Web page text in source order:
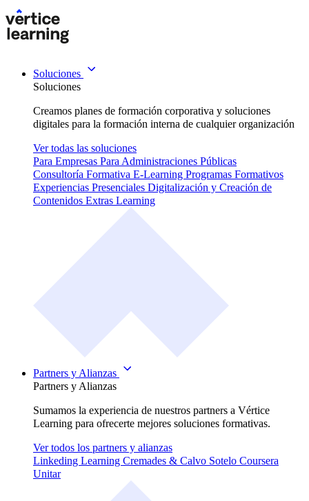
Soluciones
Soluciones
Creamos planes de formación corporativa y soluciones
digitales para la formación interna de cualquier organización
Ver todas las soluciones
Para Empresas Para Administraciones Públicas
Consultoría Formativa E-Learning Programas Formativos
Experiencias Presenciales Digitalización y Creación de
Contenidos Extras Learning
Partners y Alianzas
Partners y Alianzas
Sumamos la experiencia de nuestros partners a Vértice
Learning para ofrecerte mejores soluciones formativas.
Ver todos los partners y alianzas
Linkeding Learning Cremades & Calvo Sotelo Coursera
Unitar